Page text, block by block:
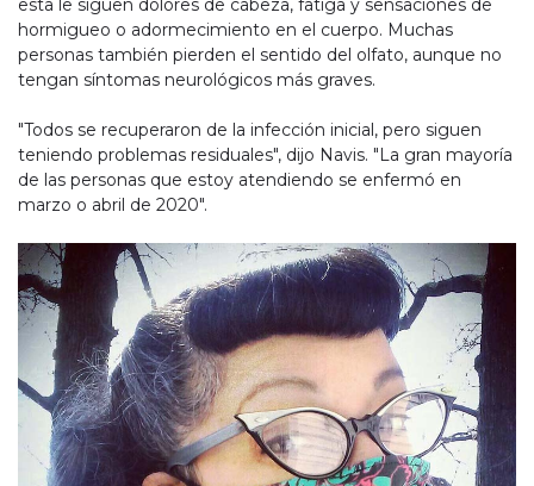
esta le siguen dolores de cabeza, fatiga y sensaciones de
hormigueo o adormecimiento en el cuerpo. Muchas
personas también pierden el sentido del olfato, aunque no
tengan síntomas neurológicos más graves.
"Todos se recuperaron de la infección inicial, pero siguen
teniendo problemas residuales", dijo Navis. "La gran mayoría
de las personas que estoy atendiendo se enfermó en
marzo o abril de 2020".